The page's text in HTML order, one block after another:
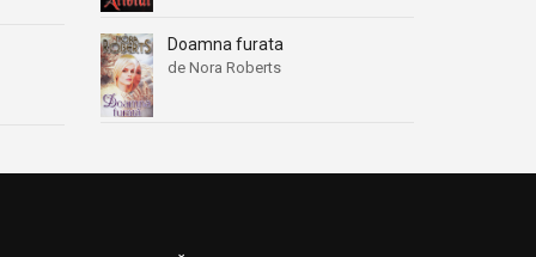
Doamna furata
de Nora Roberts